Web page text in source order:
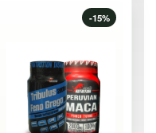
-15%